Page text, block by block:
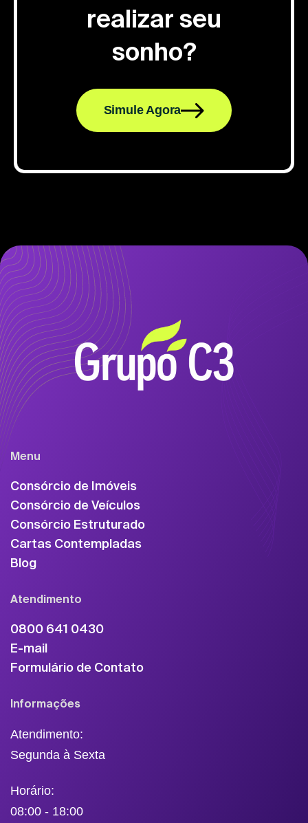
realizar seu
sonho?
Simule Agora
Menu
Consórcio de Imóveis
Consórcio de Veículos
Consórcio Estruturado
Cartas Contempladas
Blog
Atendimento
0800 641 0430
E-mail
Formulário de Contato
Informações
Atendimento:
Segunda à Sexta
Horário:
08:00 - 18:00